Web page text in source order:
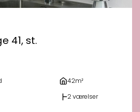
41, st.
42m²
2 værelser